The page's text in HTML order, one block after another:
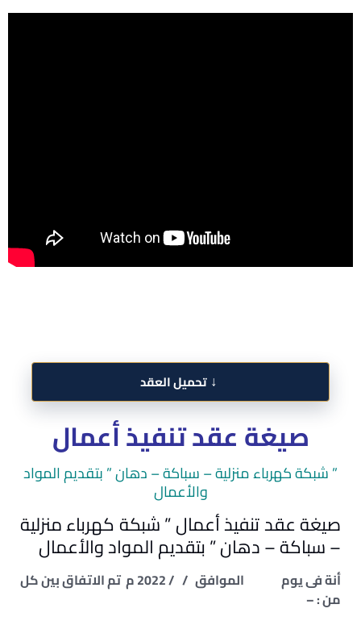
↓ تحميل العقد
صيغة عقد تنفيذ أعمال
” شبكة كهرباء منزلية – سباكة – دهان ” بتقديم المواد
والأعمال
صيغة عقد تنفيذ أعمال ” شبكة كهرباء منزلية
– سباكة – دهان ” بتقديم المواد والأعمال
أنة فى يوم الموافق / / 2022 م تم الاتفاق بين كل
من : –